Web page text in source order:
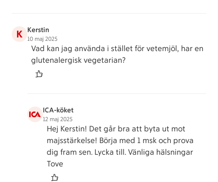
K Kerstin
10 maj 2025
Vad kan jag använda i stället för vetemjöl, har en
glutenalergisk vegetarian?
ICA-köket
12 maj 2025
Hej Kerstin! Det går bra att byta ut mot
majsstärkelse! Börja med 1 msk och prova
dig fram sen. Lycka till. Vänliga hälsningar
Tove